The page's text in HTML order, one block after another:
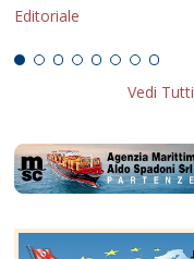
Editoriale
Vedi Tutti